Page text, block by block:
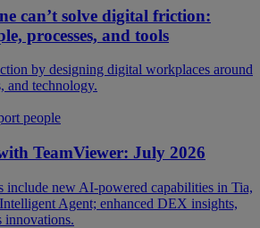
can’t solve digital friction:
processes, and tools
by designing digital workplaces around
and technology.
people
TeamViewer: July 2026
include new AI-powered capabilities in Tia,
Agent; enhanced DEX insights,
innovations.